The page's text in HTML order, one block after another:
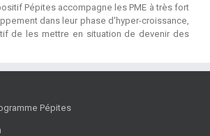
Pépites accompagne les PME à très fort
dans leur phase d'hyper-croissance,
de les mettre en situation de devenir des
Pépites